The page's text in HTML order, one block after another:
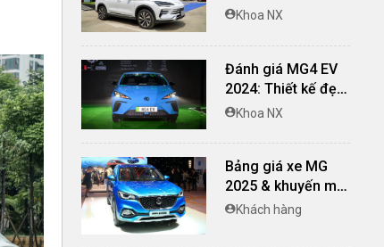
Thiết kế hiện đại,
vận hành tiết kiệm,
thân thiện môi
trường
Khoa NX
Đánh giá MG4 EV
2024: Thiết kế đẹp,
vận hành ưu việt
chưa tốt
Khoa NX
Bảng giá xe MG
2025 & khuyến mãi
mới nhất
Khách hàng